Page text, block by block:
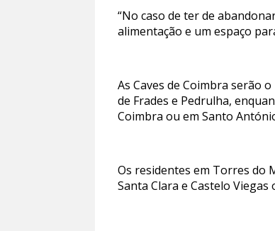
“No caso de ter de
alimentação e um espaço
As Caves de Coimbra serão
de Frades e Pedrulha,
Coimbra ou em Santo
Os residentes em Torres do
Santa Clara e Castelo